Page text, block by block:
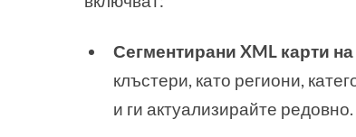
Сегментирани XML карти на
клъстери, като региони,
и ги актуализирайте редовно.